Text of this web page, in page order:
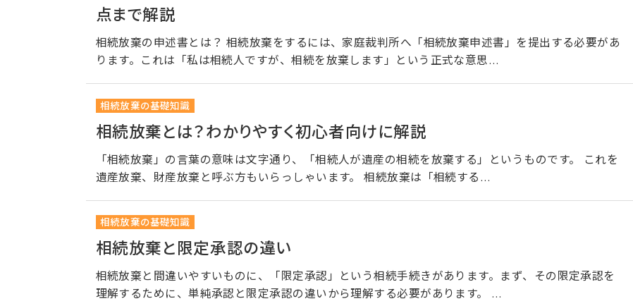
点まで解説
相続放棄の申述書とは？ 相続放棄をするには、家庭裁判所へ「相続放棄申述書」を提出する必要があ
ります。これは「私は相続人ですが、相続を放棄します」という正式な意思…
相続放棄とは？わかりやすく初心者向けに解説
「相続放棄」の言葉の意味は文字通り、「相続人が遺産の相続を放棄する」というものです。 これを
遺産放棄、財産放棄と呼ぶ方もいらっしゃいます。 相続放棄は「相続する…
相続放棄の基礎知識
相続放棄と限定承認の違い
相続放棄と間違いやすいものに、「限定承認」という相続手続きがあります。まず、その限定承認を
理解するために、単純承認と限定承認の違いから理解する必要があります。 …
相続放棄の基礎知識